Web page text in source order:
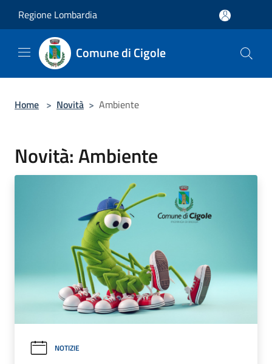
Regione Lombardia
Comune di Cigole
Home > Novità > Ambiente
Novità: Ambiente
NOTIZIE